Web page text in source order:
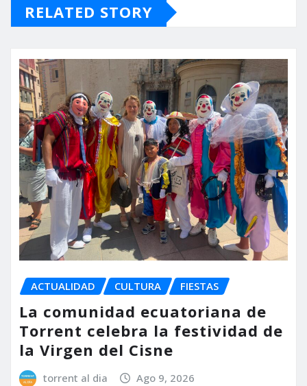
RELATED STORY
ACTUALIDAD CULTURA FIESTAS
La comunidad ecuatoriana de
Torrent celebra la festividad de
la Virgen del Cisne
torrent al dia Ago 9, 2026